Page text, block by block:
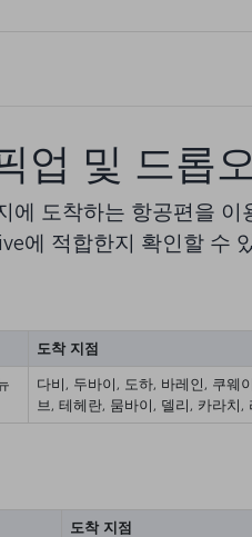
업 및 드롭
도착하는 항공편을
에 적합한지 확인할 수
도착 지점
다비, 두바이, 도하, 바레인, 쿠웨
브, 테헤란, 뭄바이, 델리, 카라치
도착 지점